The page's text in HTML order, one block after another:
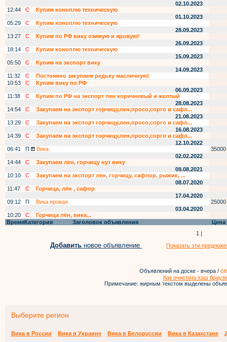
02.10.2023
12:44
С
Купим коноплю техническую
01.10.2023
05:29
С
Купим коноплю техническую
28.09.2023
13:27
С
Купим по РФ вику озимую и яровую!
26.09.2023
18:14
С
Купим коноплю техническую
15.09.2023
05:50
С
Купим на экспорт вику
14.09.2023
11:32
С
Постоянно закупаем редьку масличную!
10:53
С
Купим вику по РФ
06.09.2023
11:38
С
Купим по РФ на экспорт лен коричневый и желтый
28.08.2023
14:54
С
Закупаем на экспорт горчицу,лен,просо,сорго и сафл...
21.08.2023
13:29
С
Закупаем на экспорт горчицу,лен,просо,сорго и сафл...
16.08.2023
14:39
С
Закупаем на экспорт горчицу,лен,просо,сорго и сафл...
12.10.2022
06:41
П Вика
35000
02.02.2022
14:44
С
Закупаем лен, горчицу нут вику
09.08.2021
10:10
С
Закупаем на экспорт лен, горчицу, сафлор, рыжик, ...
08.07.2020
11:47
С
Горчица, лён , сафор
17.04.2020
09:12
П Вика яровая
25000
03.04.2020
10:20
С
Горчица лён, вика...
ВремяКатегория Заголовок объявления
Цена
1 |
Добавить новое объявление Показать эти
Объявлений на доске - вчера /
Как очистить кэш
Примечание: жирным текстом выделены
Выберите регион
Вика в России Вика в Украине Вика в Белоруссии Вика в Казахстане